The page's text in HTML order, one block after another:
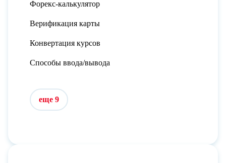
Форекс-калькулятор
Верификация карты
Конвертация курсов
Способы ввода/вывода
еще 9